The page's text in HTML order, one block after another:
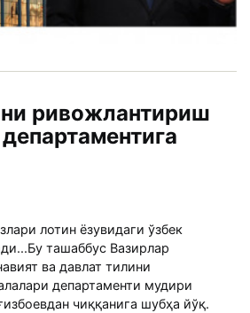
ривожлантириш
лотин ёзувидаги ўзбек
ташаббус Вазирлар
ва давлат тилини
департаменти мудири
чиққанига шубҳа йўқ.